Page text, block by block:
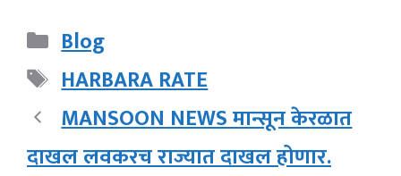
Categories
Blog
Tags
HARBARA RATE
MANSOON NEWS मान्सून केरळात
दाखल लवकरच राज्यात दाखल होणार.